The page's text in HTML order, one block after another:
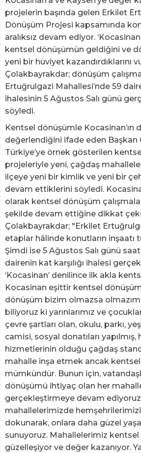
projelerin başında gelen Erkilet
Dönüşüm Projesi kapsamında
aralıksız devam ediyor.
kentsel dönüşümün geldiğini ve
yeni bir hüviyet kazandırdıklarını
Çolakbayrakdar; dönüşüm
Ertuğrulgazi Mahallesi’nde 59
ihalesinin 5 Ağustos Salı günü
söyledi.
Kentsel dönüşümle Kocasinan’ın
değerlendiğini ifade eden Başkan
Türkiye’ye örnek gösterilen
projeleriyle yeni, çağdaş
ilçeye yeni bir kimlik ve yeni bir
devam ettiklerini söyledi.
olarak kentsel dönüşüm
şekilde devam ettiğine dikkat
Çolakbayrakdar; "Erkilet
etaplar hâlinde konutların inşaatı
Şimdi ise 5 Ağustos Salı günü saat
dairenin kat karşılığı ihalesi
‘Kocasinan’ denilince ilk akla
Kocasinan eşittir kentsel
dönüşüm bizim olmazsa
biliyoruz ki yarınlarımız ve
çevre şartları olan, okulu, parkı,
camisi, sosyal donatıları
hizmetlerinin olduğu çağdaş
mahalle inşa etmek ancak
mümkündür. Bunun için,
dönüşümü ihtiyaç olan her
gerçekleştirmeye devam
mahallelerimizde
dokunarak, onlara daha güzel
sunuyoruz. Mahallelerimiz
güzelleşiyor ve değer kazanıyor.